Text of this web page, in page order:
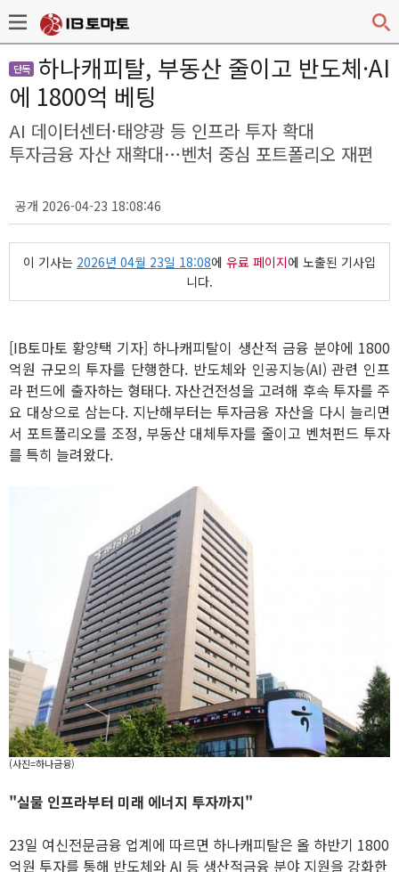
단독
하나캐피탈, 부동산 줄이고 반도체·AI
에 1800억 베팅
AI 데이터센터·태양광 등 인프라 투자 확대
투자금융 자산 재확대…벤처 중심 포트폴리오 재편
공개 2026-04-23 18:08:46
이 기사는 2026년 04월 23일 18:08에 유료 페이지에 노출된 기사입
니다.
[IB토마토 황양택 기자] 하나캐피탈이 생산적 금융 분야에 1800
억원 규모의 투자를 단행한다. 반도체와 인공지능(AI) 관련 인프
라 펀드에 출자하는 형태다. 자산건전성을 고려해 후속 투자를 주
요 대상으로 삼는다. 지난해부터는 투자금융 자산을 다시 늘리면
서 포트폴리오를 조정, 부동산 대체투자를 줄이고 벤처펀드 투자
를 특히 늘려왔다.
(사진=하나금융)
"실물 인프라부터 미래 에너지 투자까지"
23일 여신전문금융 업계에 따르면 하나캐피탈은 올 하반기 1800
억원 투자를 통해 반도체와 AI 등 생산적금융 분야 지원을 강화한